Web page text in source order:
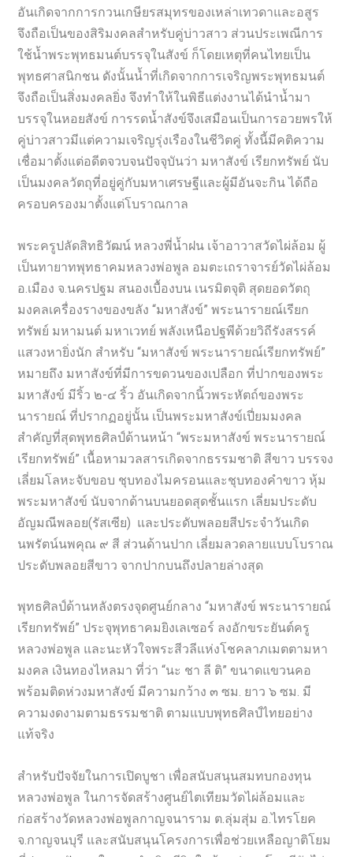
อันเกิดจากการกวนเกษียรสมุทรของเหล่าเทวดาและอสูร
จึงถือเป็นของสิริมงคลสำหรับคู่บ่าวสาว ส่วนประเพณีการ
ใช้น้ำพระพุทธมนต์บรรจุในสังข์ ก็โดยเหตุที่คนไทยเป็น
พุทธศาสนิกชน ดังนั้นน้ำที่เกิดจากการเจริญพระพุทธมนต์
จึงถือเป็นสิ่งมงคลยิ่ง จึงทำให้ในพิธีแต่งงานได้นำน้ำมา
บรรจุในหอยสังข์ การรดน้ำสังข์จึงเสมือนเป็นการอวยพรให้
คู่บ่าวสาวมีแต่ความเจริญรุ่งเรืองในชีวิตคู่ ทั้งนี้มีคติความ
เชื่อมาตั้งแต่อดีตจวบจนปัจจุบันว่า มหาสังข์ เรียกทรัพย์ นับ
เป็นมงคลวัตถุที่อยู่คู่กับมหาเศรษฐีและผู้มีอันจะกิน ได้ถือ
ครอบครองมาตั้งแต่โบราณกาล
พระครูปลัดสิทธิวัฒน์ หลวงพี่น้ำฝน เจ้าอาวาสวัดไผ่ล้อม ผู้
เป็นทายาทพุทธาคมหลวงพ่อพูล อมตะเถราจารย์วัดไผ่ล้อม
อ.เมือง จ.นครปฐม สนองเบื้องบน เนรมิตจุติ สุดยอดวัตถุ
มงคลเครื่องรางของขลัง “มหาสังข์” พระนารายณ์เรียก
ทรัพย์ มหามนต์ มหาเวทย์ พลังเหนือปฐพีด้วยวิถีรังสรรค์
แสวงหายิ่งนัก สำหรับ “มหาสังข์ พระนารายณ์เรียกทรัพย์”
หมายถึง มหาสังข์ที่มีการขดวนของเปลือก ที่ปากของพระ
มหาสังข์ มีริ้ว ๒-๔ ริ้ว อันเกิดจากนิ้วพระหัตถ์ของพระ
นารายณ์ ที่ปรากฏอยู่นั้น เป็นพระมหาสังข์เปี่ยมมงคล
สำคัญที่สุดพุทธศิลป์ด้านหน้า “พระมหาสังข์ พระนารายณ์
เรียกทรัพย์” เนื้อหามวลสารเกิดจากธรรมชาติ สีขาว บรรจง
เลี่ยมโลหะจับขอบ ชุบทองไมครอนและชุบทองคำขาว หุ้ม
พระมหาสังข์ นับจากด้านบนยอดสุดชั้นแรก เลี่ยมประดับ
อัญมณีพลอย(รัสเซีย) และประดับพลอยสีประจำวันเกิด
นพรัตน์นพคุณ ๙ สี ส่วนด้านปาก เลี่ยมลวดลายแบบโบราณ
ประดับพลอยสีขาว จากปากบนถึงปลายล่างสุด
พุทธศิลป์ด้านหลังตรงจุดศูนย์กลาง “มหาสังข์ พระนารายณ์
เรียกทรัพย์” ประจุพุทธาคมยิงเลเซอร์ ลงอักขระยันต์ครู
หลวงพ่อพูล และนะหัวใจพระสีวลีแห่งโชคลาภเมตตามหา
มงคล เงินทองไหลมา ที่ว่า “นะ ชา ลี ติ” ขนาดแขวนคอ
พร้อมติดห่วงมหาสังข์ มีความกว้าง ๓ ซม. ยาว ๖ ซม. มี
ความงดงามตามธรรมชาติ ตามแบบพุทธศิลป์ไทยอย่าง
แท้จริง
สำหรับปัจจัยในการเปิดบูชา เพื่อสนับสนุนสมทบกองทุน
หลวงพ่อพูล ในการจัดสร้างศูนย์ไตเทียมวัดไผ่ล้อมและ
ก่อสร้างวัดหลวงพ่อพูลกาญจนาราม ต.ลุ่มสุ่ม อ.ไทรโยค
จ.กาญจนบุรี และสนับสนุนโครงการเพื่อช่วยเหลือญาติโยม